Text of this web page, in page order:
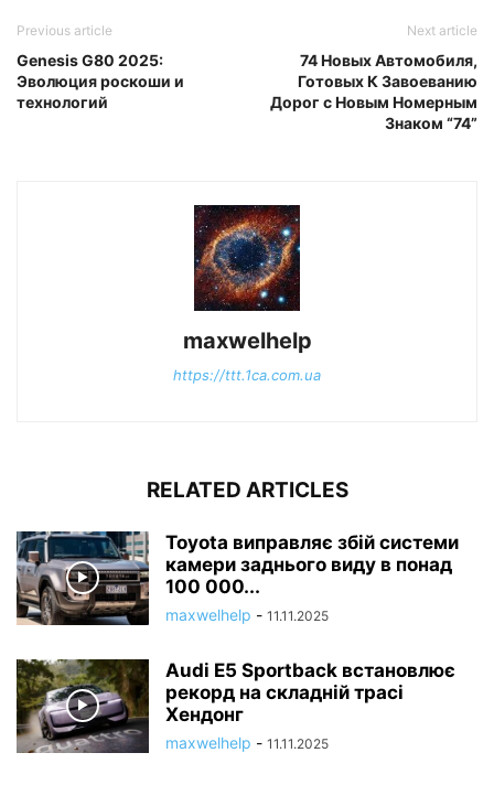
Previous article
Genesis G80 2025:
Эволюция роскоши и
технологий
Next article
74 Новых Автомобиля,
Готовых К Завоеванию
Дорог с Новым Номерным
Знаком “74”
maxwelhelp
https://ttt.1ca.com.ua
RELATED ARTICLES
Toyota виправляє збій системи
камери заднього виду в понад
100 000...
maxwelhelp - 11.11.2025
Audi E5 Sportback встановлює
рекорд на складній трасі
Хендонг
maxwelhelp - 11.11.2025